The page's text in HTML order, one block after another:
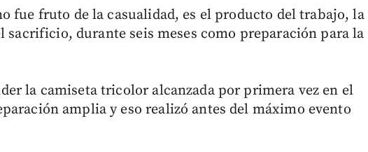
fue fruto de la casualidad, es el producto del trabajo, la
sacrificio, durante seis meses como preparación para la
la camiseta tricolor alcanzada por primera vez en el
amplia y eso realizó antes del máximo evento